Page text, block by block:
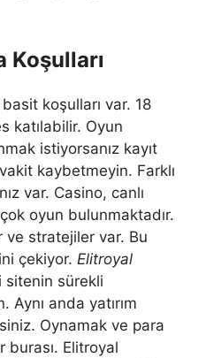
Koşulları
koşulları var. 18
katılabilir. Oyun
istiyorsanız kayıt
kaybetmeyin. Farklı
var. Casino, canlı
oyun bulunmaktadır.
ve stratejiler var. Bu
çekiyor. Elitroyal
sitenin sürekli
anda yatırım
Oynamak ve para
burası. Elitroyal